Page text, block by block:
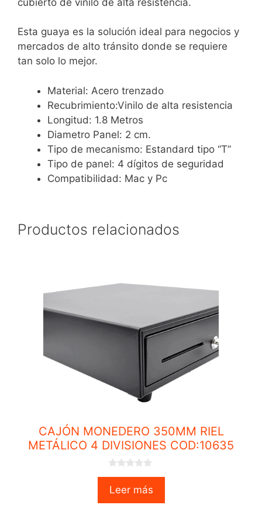
Esta guaya es la solución ideal para negocios y
mercados de alto tránsito donde se requiere
tan solo lo mejor.
Material: Acero trenzado
Recubrimiento:Vinilo de alta resistencia
Longitud: 1.8 Metros
Diametro Panel: 2 cm.
Tipo de mecanismo: Estandard tipo “T”
Tipo de panel: 4 dígitos de seguridad
Compatibilidad: Mac y Pc
Productos relacionados
CAJÓN MONEDERO 350MM RIEL
METÁLICO 4 DIVISIONES COD:10635
0
u
Leer más